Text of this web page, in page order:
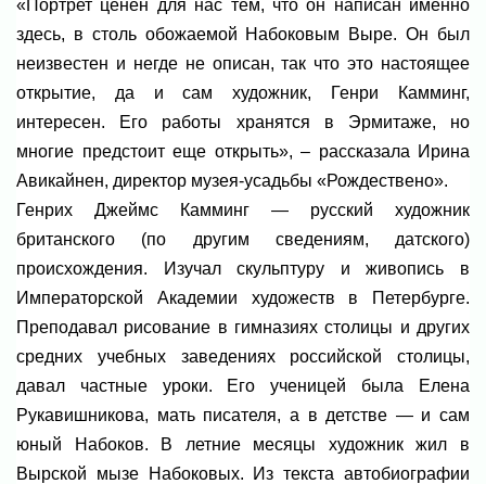
«Портрет ценен для нас тем, что он написан именно
здесь, в столь обожаемой Набоковым Выре. Он был
неизвестен и негде не описан, так что это настоящее
открытие, да и сам художник, Генри Камминг,
интересен. Его работы хранятся в Эрмитаже, но
многие предстоит еще открыть», – рассказала Ирина
Авикайнен, директор музея-усадьбы «Рождествено».
Генрих Джеймс Камминг — русский художник
британского (по другим сведениям, датского)
происхождения. Изучал скульптуру и живопись в
Императорской Академии художеств в Петербурге.
Преподавал рисование в гимназиях столицы и других
средних учебных заведениях российской столицы,
давал частные уроки. Его ученицей была Елена
Рукавишникова, мать писателя, а в детстве — и сам
юный Набоков. В летние месяцы художник жил в
Вырской мызе Набоковых. Из текста автобиографии